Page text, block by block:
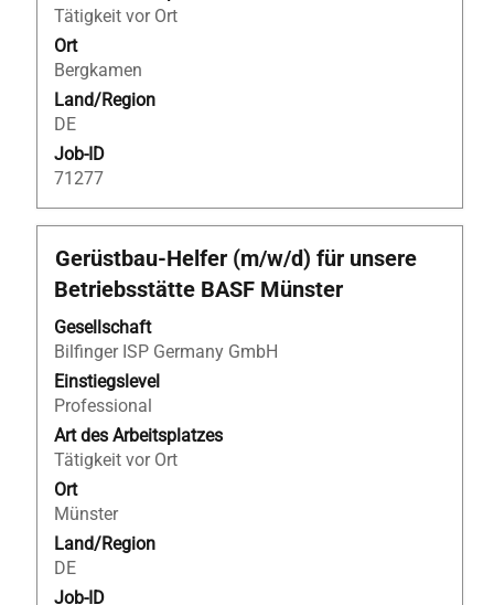
Tätigkeit vor Ort
Ort
Bergkamen
Land/Region
DE
Job-ID
71277
Stellenbezeichnung
Gerüstbau-Helfer (m/w/d) für unsere
Betriebsstätte BASF Münster
Gesellschaft
Bilfinger ISP Germany GmbH
Einstiegslevel
Professional
Art des Arbeitsplatzes
Tätigkeit vor Ort
Ort
Münster
Land/Region
DE
Job-ID
Drücken
Sie
die
Leertaste,
um
die
Stelleninformationen
vollständig
anzuzeigen.